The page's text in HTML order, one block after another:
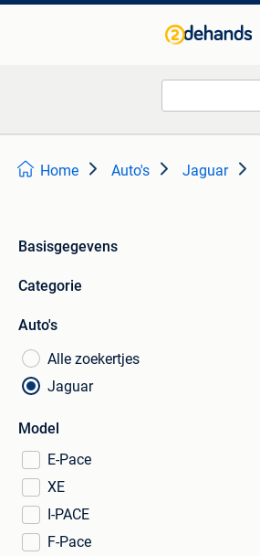
Home Auto's Jaguar
Basisgegevens
Categorie
Auto's
Alle zoekertjes
Jaguar
Model
E-Pace
XE
I-PACE
F-Pace